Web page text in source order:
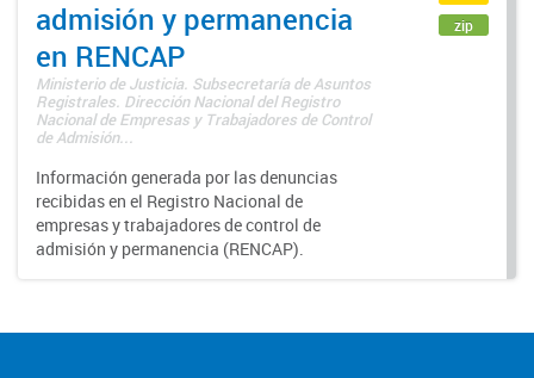
admisión y permanencia
en RENCAP
Ministerio de Justicia. Subsecretaría de Asuntos
Registrales. Dirección Nacional del Registro
Nacional de Empresas y Trabajadores de Control
de Admisión...
Información generada por las denuncias
recibidas en el Registro Nacional de
empresas y trabajadores de control de
admisión y permanencia (RENCAP).
zip